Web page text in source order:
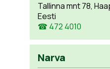
Tallinna mnt 78,
Eesti
☎ 472 4010
Narva